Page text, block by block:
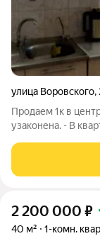
улица Воровского,
Продаем 1к в
узаконена. - В
отопления,
кафеле. Балкон
2 200 000 ₽
40 м² 1-комн.